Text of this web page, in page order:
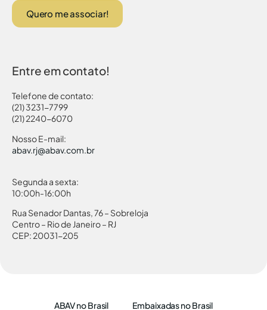
Quero me associar!
Entre em contato!
Telefone de contato:
(21) 3231-7799
(21) 2240-6070
Nosso E-mail:
abav.rj@abav.com.br
Segunda a sexta:
10:00h-16:00h
Rua Senador Dantas, 76 – Sobreloja
Centro – Rio de Janeiro – RJ
CEP: 20031-205
ABAV no Brasil Embaixadas no Brasil